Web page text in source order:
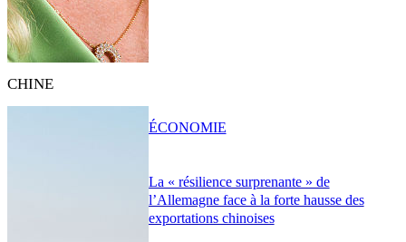
CHINE
La « résilience surprenante » de
l’Allemagne face à la forte hausse des
exportations chinoises
ÉCONOMIE